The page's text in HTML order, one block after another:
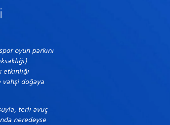
oyun parkını
etkinliği
vahşi doğaya
terli avuç
neredeyse